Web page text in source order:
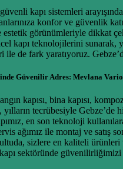
kapı sistemleri
konfor ve güvenlik
estetik görünümleriyle dikkat
kapı teknolojilerini sunarak,
ile de fark yaratıyoruz.
Güvenilir Adres: Mevlana
kapısı, bina kapısı,
yılların tecrübesiyle
en son teknoloji
ağımız ile montaj ve
sizlere en kaliteli
sektöründe güvenilirliğimizi